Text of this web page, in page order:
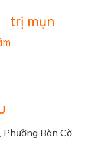
trị mụn
Bàn Cờ,